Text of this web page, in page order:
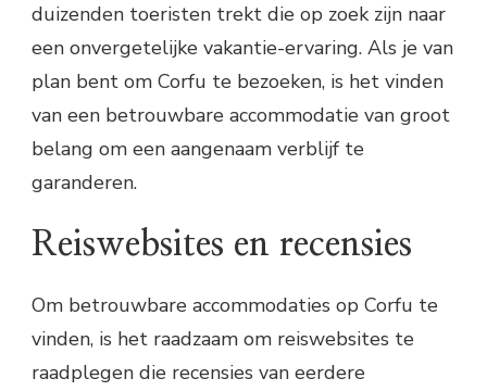
duizenden toeristen trekt die op zoek zijn naar
een onvergetelijke vakantie-ervaring. Als je van
plan bent om Corfu te bezoeken, is het vinden
van een betrouwbare accommodatie van groot
belang om een aangenaam verblijf te
garanderen.
Reiswebsites en recensies
Om betrouwbare accommodaties op Corfu te
vinden, is het raadzaam om reiswebsites te
raadplegen die recensies van eerdere